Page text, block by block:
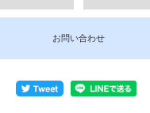
お問い合わせ